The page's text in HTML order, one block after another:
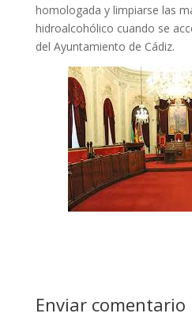
homologada y limpiarse las
hidroalcohólico cuando se
del Ayuntamiento de Cádiz.
Enviar comentario